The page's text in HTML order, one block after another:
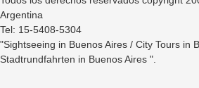
Argentina
Tel: 15-5408-5304
"Sightseeing in Buenos Aires / City Tours in
Stadtrundfahrten in Buenos Aires ".